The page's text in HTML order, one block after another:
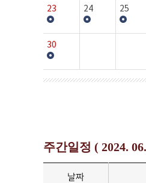
23 24 25
30
주간일정 ( 2024.
날짜